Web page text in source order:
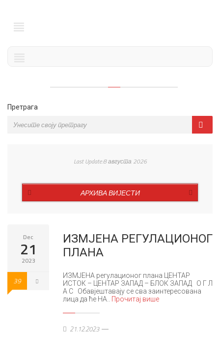
Претрага
Last Update:8 августа 2026
АРХИВА ВИЈЕСТИ
Dec
21
2023
39
ИЗМЈЕНА РЕГУЛАЦИОНОГ
ПЛАНА
ИЗМЈЕНА регулационог плана ЦЕНТАР
ИСТОК – ЦЕНТАР ЗАПАД – БЛОК ЗАПАД О Г Л
А С Обавјештавају се сва заинтересована
лица да ће НА..
Прочитај више
21.12.2023